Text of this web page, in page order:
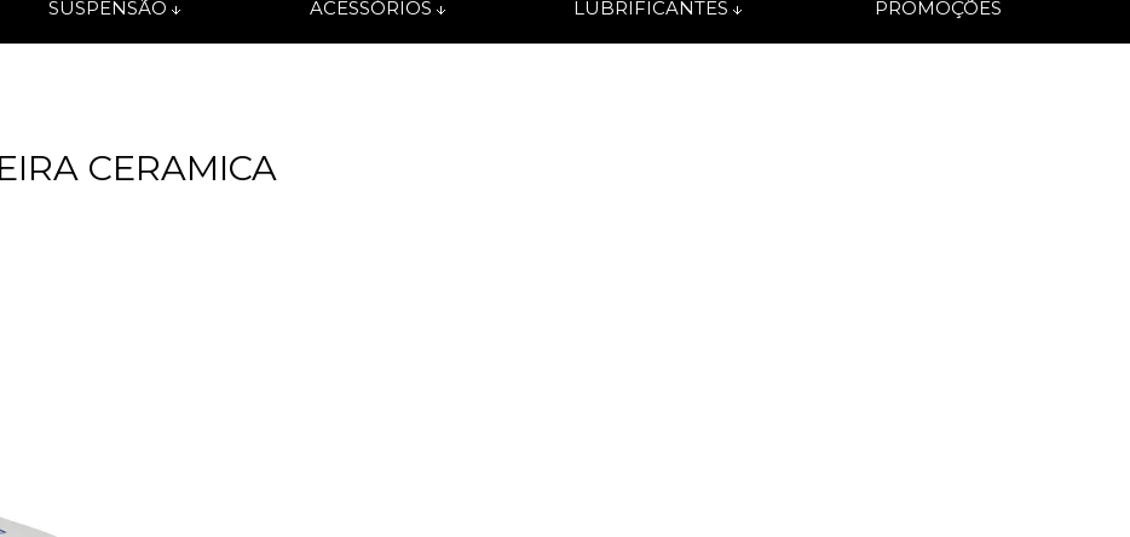
SUSPENSÃO ACESSÓRIOS LUBRIFICANTES PROMOÇÕES
CERAMICA